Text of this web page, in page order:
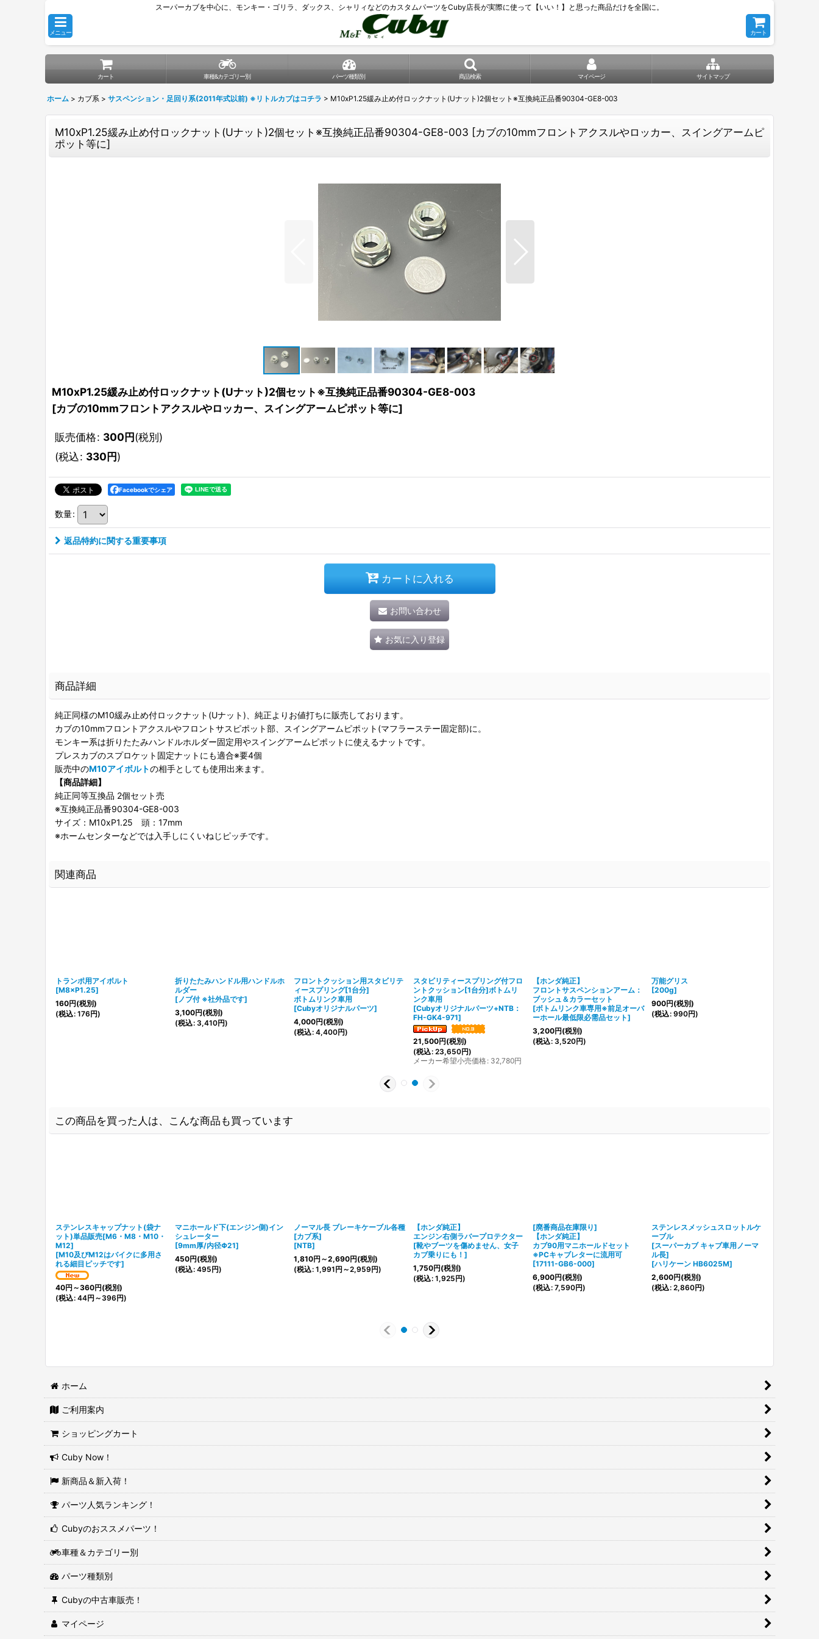
スーパーカブを中心に、モンキー・ゴリラ、ダックス、シャリィなどのカスタムパーツをCuby店長が実際に使って【いい！】と思った商品だけを全国に。
メニュー カート
カート 車種&カテゴリー別 パーツ種類別 商品検索 マイページ サイトマップ
ホーム > カブ系 > サスペンション・足回り系(2011年式以前) ※リトルカブはコチラ > M10xP1.25緩み止め付ロックナット(Uナット)2個セット※互換純正品番90304-GE8-003
M10xP1.25緩み止め付ロックナット(Uナット)2個セット※互換純正品番90304-GE8-003 [カブの10mmフロントアクスルやロッカー、スイングアームピ
ポット等に]
M10xP1.25緩み止め付ロックナット(Uナット)2個セット※互換純正品番90304-GE8-003
[カブの10mmフロントアクスルやロッカー、スイングアームピポット等に]
販売価格: 300円(税別)
(税込: 330円)
Facebookでシェア
数量:
返品特約に関する重要事項
カートに入れる
お問い合わせ
お気に入り登録
商品詳細
純正同様のM10緩み止め付ロックナット(Uナット)、純正よりお値打ちに販売しております。
カブの10mmフロントアクスルやフロントサスピポット部、スイングアームピポット(マフラーステー固定部)に。
モンキー系は折りたたみハンドルホルダー固定用やスイングアームピポットに使えるナットです。
プレスカブのスプロケット固定ナットにも適合※要4個
販売中のM10アイボルトの相手としても使用出来ます。
【商品詳細】
純正同等互換品 2個セット売
※互換純正品番90304-GE8-003
サイズ：M10xP1.25 頭：17mm
※ホームセンターなどでは入手しにくいねじピッチです。
関連商品
トランポ用アイボルト
[M8×P1.25]
160円(税別)
(税込: 176円)
折りたたみハンドル用ハンドルホ
ルダー
[ノブ付 ※社外品です]
3,100円(税別)
(税込: 3,410円)
フロントクッション用スタビリテ
ィースプリング[1台分]
ボトムリンク車用
[Cubyオリジナルパーツ]
4,000円(税別)
(税込: 4,400円)
スタビリティースプリング付フロ
ントクッション[1台分]ボトムリ
ンク車用
[Cubyオリジナルパーツ+NTB：
FH-GK4-971]
21,500円(税別)
(税込: 23,650円)
メーカー希望小売価格: 32,780円
【ホンダ純正】
フロントサスペンションアーム：
ブッシュ＆カラーセット
[ボトムリンク車専用※前足オーバ
ーホール最低限必需品セット]
3,200円(税別)
(税込: 3,520円)
万能グリス
[200g]
900円(税別)
(税込: 990円)
この商品を買った人は、こんな商品も買っています
ステンレスキャップナット(袋ナ
ット)単品販売[M6・M8・M10・
M12]
[M10及びM12はバイクに多用さ
れる細目ピッチです]
40円 ～360円(税別)
(税込: 44円 ～396円)
マニホールド下(エンジン側)イン
シュレーター
[9mm厚/内径Φ21]
450円(税別)
(税込: 495円)
ノーマル長 ブレーキケーブル各種
[カブ系]
[NTB]
1,810円 ～2,690円(税別)
(税込: 1,991円 ～2,959円)
【ホンダ純正】
エンジン右側ラバープロテクター
[靴やブーツを傷めません、女子
カブ乗りにも！ ]
1,750円(税別)
(税込: 1,925円)
[廃番商品在庫限り]
【ホンダ純正】
カブ90用マニホールドセット
※PCキャブレターに流用可
[17111-GB6-000]
6,900円(税別)
(税込: 7,590円)
ステンレスメッシュスロットルケ
ーブル
[スーパーカブ キャブ車用ノーマ
ル長]
[ハリケーン HB6025M]
2,600円(税別)
(税込: 2,860円)
ホーム
ご利用案内
ショッピングカート
Cuby Now！
新商品＆新入荷！
パーツ人気ランキング！
Cubyのおススメパーツ！
車種＆カテゴリー別
パーツ種類別
Cubyの中古車販売！
マイページ